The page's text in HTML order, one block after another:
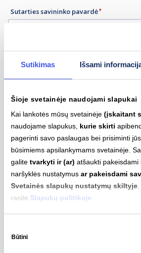
Sutikimas Išsami
Šioje svetainėje naudojami slapukai
Kai lankotės mūsų svetainėje(įskaitant
naudojame slapukus, kurie skirti
pagerinti savo paslaugas bei prisiminti
būsimiems apsilankymams svetainėje.
galitetvarkyti ir (ar) atšaukti pakeisdami
naršyklės nustatymusar pakeisdami
Svetainės slapukų nustatymų skiltyje
rasite Slapukų politikoje.
pasirinkimas
Būtini
Sutarties savininko pavardė
Objekto adresas
Kliento kodas
Telefonas
+370
El. paštas